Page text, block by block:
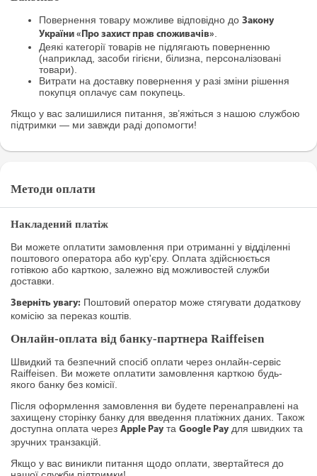
Повернення товару можливе відповідно до Закону
України «Про захист прав споживачів».
Деякі категорії товарів не підлягають поверненню
(наприклад, засоби гігієни, білизна, персоналізовані
товари).
Витрати на доставку повернення у разі зміни рішення
покупця оплачує сам покупець.
Якщо у вас залишилися питання, зв’яжіться з нашою службою
підтримки — ми завжди раді допомогти!
Методи оплати
Накладений платіж
Ви можете оплатити замовлення при отриманні у відділенні
поштового оператора або кур'єру. Оплата здійснюється
готівкою або карткою, залежно від можливостей служби
доставки.
Зверніть увагу: Поштовий оператор може стягувати додаткову
комісію за переказ коштів.
Онлайн-оплата від банку-партнера Raiffeisen
Швидкий та безпечний спосіб оплати через онлайн-сервіс
Raiffeisen. Ви можете оплатити замовлення карткою будь-
якого банку без комісії.
Після оформлення замовлення ви будете перенаправлені на
захищену сторінку банку для введення платіжних даних. Також
доступна оплата через Apple Pay та Google Pay для швидких та
зручних транзакцій.
Якщо у вас виникли питання щодо оплати, звертайтеся до